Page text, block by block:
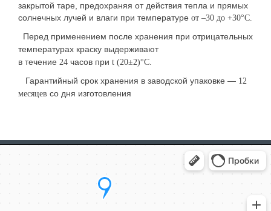
закрытой таре, предохраняя от действия тепла и прямых
солнечных лучей и влаги при температуре от –30 до +30°С.
Перед применением после хранения при отрицательных
температурах краску выдерживают
в течение 24 часов при t (20±2)°С.
Гарантийный срок хранения в заводской упаковке — 12
месяцев со дня изготовления